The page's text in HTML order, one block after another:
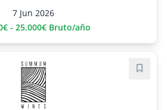
7 Jun 2026
- 25.000€ Bruto/año
Save